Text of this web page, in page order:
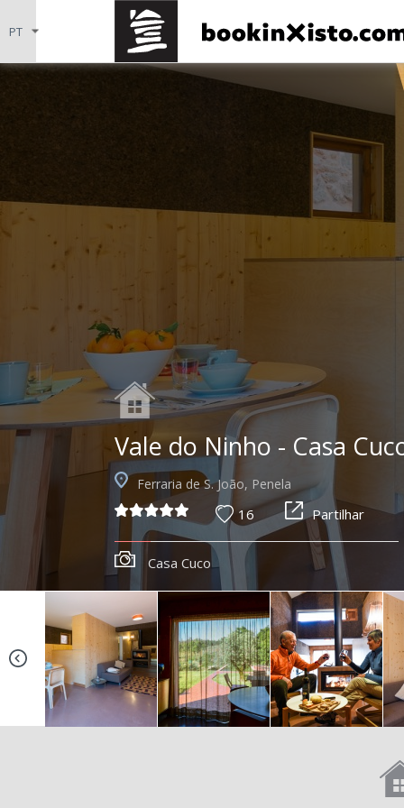
Vale do Ninho - Casa
Ferraria de S. João, Penela
16 Partilhar
Casa Cuco